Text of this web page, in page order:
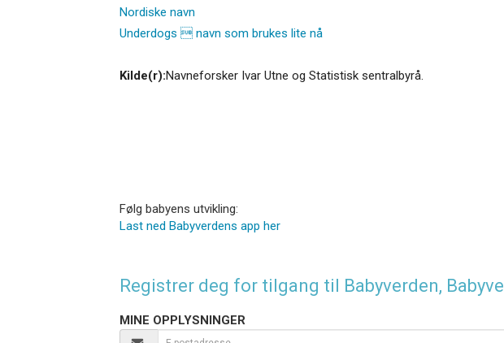
Nordiske navn
Underdogs  navn som brukes lite nå
Kilde(r):Navneforsker Ivar Utne og Statistisk sentralbyrå.
Følg babyens utvikling:
Last ned Babyverdens app her
Registrer deg for tilgang til Babyverden,
MINE OPPLYSNINGER